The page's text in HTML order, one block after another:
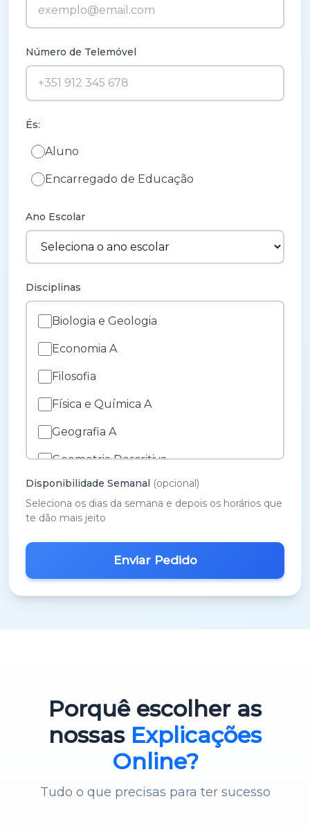
Número de Telemóvel
És:
Aluno
Encarregado de Educação
Ano Escolar
Disciplinas
Biologia e Geologia
Economia A
Filosofia
Física e Química A
Geografia A
Geometria Descritiva
História A
História e Cultura das Artes
Inglês
Matemática 3º Ciclo
Português 3º Ciclo
Disponibilidade Semanal
(opcional)
Seleciona os dias da semana e depois os horários que
te dão mais jeito
Porquê escolher as
nossas Explicações
Online?
Tudo o que precisas para ter sucesso